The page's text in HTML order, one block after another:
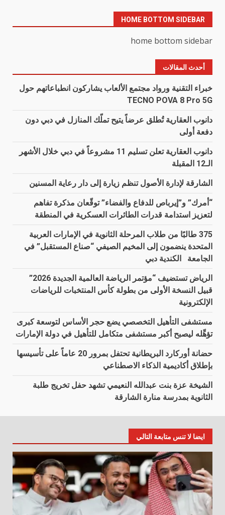
HOME BOTTOM SIDEBAR
home bottom sidebar
أحدث المقالات
خبراء التقنية ورواد مجتمع الألعاب يشاركون انطباعاتهم حول
TECNO POVA 8 Pro 5G
دانوب العقارية تُطلق عرضاً يتيح تملّك المنازل في دبي دون
دفعة أولى
دانوب العقارية تعلن تسليم 11 مشروعاً في دبي خلال الأشهر
الـ12 المقبلة
الشارقة لإدارة الأصول تنظم زيارة إلى دار رعاية المسنين
“أمرك” و”إيرباص للدفاع والفضاء” توقّعان مذكرة تفاهم
لتعزيز استدامة قدرات الطائرات العسكرية في المنطقة
375 طالبًا من طلاب المرحلة الثانوية في الإمارات العربية
المتحدة ينضمون إلى المخيم الصيفي “صناع المستقبل” في
الجامعة الكندية دبي
الرياض تستضيف “مؤتمر الرياضة العالمية الجديدة 2026”
قبيل النسخة الأولى من بطولة كأس المنتخبات للرياضات
الإلكترونية
مستشفى التأهيل التخصصي يضع حجر الأساس لتوسعة كبرى
تؤهِّله ليصبح أكبر مستشفى متكامل للتأهيل في دولة الإمارات
حضانة أوركارد البريطانية تحتفل بمرور 20 عاماً على تأسيسها
بإطلاق أكاديمية الذكاء الاصطناعي
الشيخة عزة بنت عبدالله النعيمي تشهد حفل تخريج طلبة
الثانوية بمدرسة منارة الشارقة
ايضا لا تنس متابعة التالي